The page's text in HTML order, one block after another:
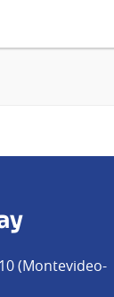
(Montevideo-